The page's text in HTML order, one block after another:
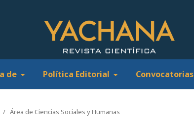
de Política Editorial Convocatorias
/ Área de Ciencias Sociales y Humanas